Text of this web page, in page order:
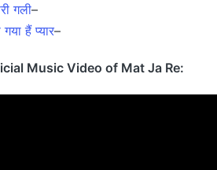
गली–
गया हैं प्यार–
Music Video of Mat Ja Re: